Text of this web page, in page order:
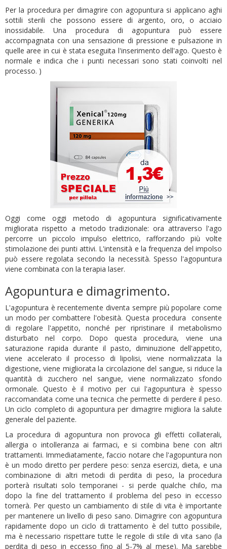
Per la procedura per dimagrire con agopuntura si applicano aghi
sottili sterili che possono essere di argento, oro, o acciaio
inossidabile. Una procedura di agopuntura può essere
accompagnata con una sensazione di pressione e pulsazione in
quelle aree in cui è stata eseguita l'inserimento dell'ago. Questo è
normale e indica che i punti necessari sono stati coinvolti nel
processo. )
Oggi come oggi metodo di agopuntura significativamente
migliorata rispetto a metodo tradizionale: ora attraverso l'ago
percorre un piccolo impulso elettrico, rafforzando più volte
stimolazione dei punti attivi. L'intensità e la frequenza del impolso
può essere regolata secondo la necessità. Spesso l'agopuntura
viene combinata con la terapia laser.
Agopuntura e dimagrimento.
L'agopuntura è recentemente diventa sempre più popolare come
un modo per combattere l'obesità. Questa procedura consente
di regolare l'appetito, nonché per ripristinare il metabolismo
disturbato nel corpo. Dopo questa procedura, viene una
saturazione rapida durante il pasto, diminuzione dell'appetito,
viene accelerato il processo di lipolisi, viene normalizzata la
digestione, viene migliorata la circolazione del sangue, si riduce la
quantità di zucchero nel sangue, viene normalizzato sfondo
ormonale. Questo è il motivo per cui l'agopuntura è spesso
raccomandata come una tecnica che permette di perdere il peso.
Un ciclo completo di agopuntura per dimagrire migliora la salute
generale del paziente.
La procedura di agopuntura non provoca gli effetti collaterali,
allergia o intolleranza ai farmaci, e si combina bene con altri
trattamenti. Immediatamente, faccio notare che l'agopuntura non
è un modo diretto per perdere peso: senza esercizi, dieta, e una
combinazione di altri metodi di perdita di peso, la procedura
porterà risultati solo temporanei - si perde qualche chilo, ma
dopo la fine del trattamento il problema del peso in eccesso
tornerà. Per questo un cambiamento di stile di vita è importante
per mantenere un livello di peso sano. Dimagrire con agopuntura
rapidamente dopo un ciclo di trattamento è del tutto possibile,
ma è necessario rispettare tutte le regole di stile di vita sano (la
perdita di peso in eccesso fino al 5-7% al mese). Ma sarebbe